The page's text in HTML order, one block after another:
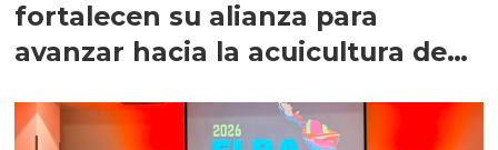
fortalecen su alianza para
avanzar hacia la acuicultura de